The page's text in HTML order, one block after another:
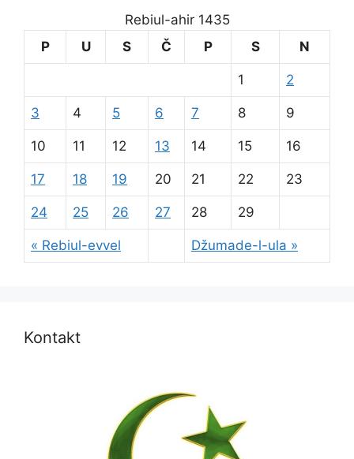
Rebiul-ahir 1435
P
U S Č P S N
« Rebiul-evvel Džumade-l-ula »
1 2
3 4 5 6 7 8 9
10 11 12 13 14 15 16
17 18 19 20 21 22 23
24 25 26 27 28 29
Kontakt